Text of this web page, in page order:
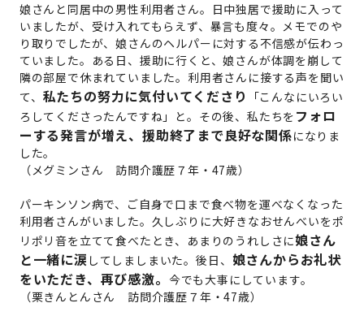
娘さんと同居中の男性利用者さん。日中独居で援助に入って
いましたが、受け入れてもらえず、暴言も度々。メモでのや
り取りでしたが、娘さんのヘルパーに対する不信感が伝わっ
ていました。ある日、援助に行くと、娘さんが体調を崩して
隣の部屋で休まれていました。利用者さんに接する声を聞い
て、 私たちの努力に気付いてくださり
「こんなにいろい
ろしてくださったんですね」と。その後、私たちを フォロ
ーする発言が増え、援助終了まで良好な関係になりま
した。
（メグミンさん 訪問介護歴７年・47歳）
パーキンソン病で、ご自身で口まで食べ物を運べなくなった
利用者さんがいました。久しぶりに大好きなおせんべいをポ
リポリ音を立てて食べたとき、あまりのうれしさに娘さん
と一緒に涙 してしましまいた。後日、 娘さんからお礼状
をいただき、再び感激。 今でも大事にしています。
（栗きんとんさん 訪問介護歴７年・47歳）